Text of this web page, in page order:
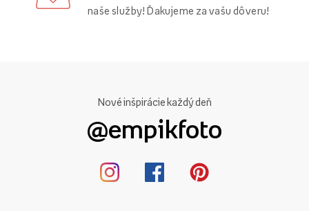
naše služby! Ďakujeme za vašu dôveru!
Nové inšpirácie každý deň
@empikfoto